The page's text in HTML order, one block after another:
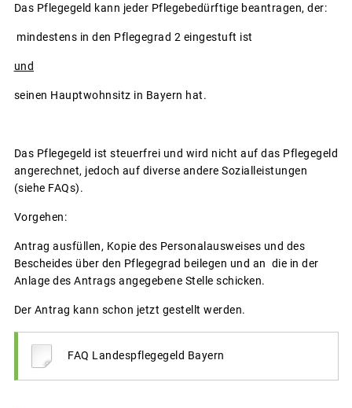
Das Pflegegeld kann jeder Pflegebedürftige beantragen, der:
mindestens in den Pflegegrad 2 eingestuft ist
und
seinen Hauptwohnsitz in Bayern hat.
Das Pflegegeld ist steuerfrei und wird nicht auf das Pflegegeld
angerechnet, jedoch auf diverse andere Sozialleistungen
(siehe FAQs).
Vorgehen:
Antrag ausfüllen, Kopie des Personalausweises und des
Bescheides über den Pflegegrad beilegen und an die in der
Anlage des Antrags angegebene Stelle schicken.
Der Antrag kann schon jetzt gestellt werden.
FAQ Landespflegegeld Bayern